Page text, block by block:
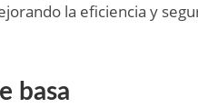
la eficiencia y
basa